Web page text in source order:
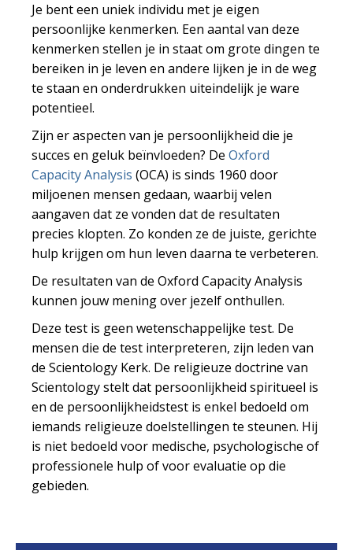
Je bent een uniek individu met je eigen
persoonlijke kenmerken. Een aantal van deze
kenmerken stellen je in staat om grote dingen te
bereiken in je leven en andere lijken je in de weg
te staan en onderdrukken uiteindelijk je ware
potentieel.
Zijn er aspecten van je persoonlijkheid die je
succes en geluk beïnvloeden? De Oxford
Capacity Analysis (OCA) is sinds 1960 door
miljoenen mensen gedaan, waarbij velen
aangaven dat ze vonden dat de resultaten
precies klopten. Zo konden ze de juiste, gerichte
hulp krijgen om hun leven daarna te verbeteren.
De resultaten van de Oxford Capacity Analysis
kunnen jouw mening over jezelf onthullen.
Deze test is geen wetenschappelijke test. De
mensen die de test interpreteren, zijn leden van
de Scientology Kerk. De religieuze doctrine van
Scientology stelt dat persoonlijkheid spiritueel is
en de persoonlijkheidstest is enkel bedoeld om
iemands religieuze doelstellingen te steunen. Hij
is niet bedoeld voor medische, psychologische of
professionele hulp of voor evaluatie op die
gebieden.